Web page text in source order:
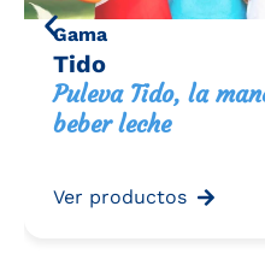
Gama
Tido
Puleva Tido, la
beber leche
Ver productos